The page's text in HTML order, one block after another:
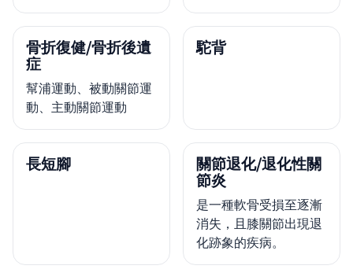
骨折復健/骨折後遺
症
幫浦運動、被動關節運
動、主動關節運動
駝背
長短腳
關節退化/退化性關
節炎
是一種軟骨受損至逐漸
消失，且膝關節出現退
化跡象的疾病。